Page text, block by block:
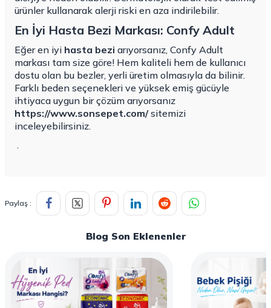
ürünler kullanarak alerji riski en aza indirilebilir.
En İyi Hasta Bezi Markası: Confy Adult
Eğer en iyi hasta bezi arıyorsanız, Confy Adult
markası tam size göre! Hem kaliteli hem de kullanıcı
dostu olan bu bezler, yerli üretim olmasıyla da bilinir.
Farklı beden seçenekleri ve yüksek emiş gücüyle
ihtiyaca uygun bir çözüm arıyorsanız
https://www.sonsepet.com/sitemizi
inceleyebilirsiniz.
.
Paylaş :
Blog Son Eklenenler